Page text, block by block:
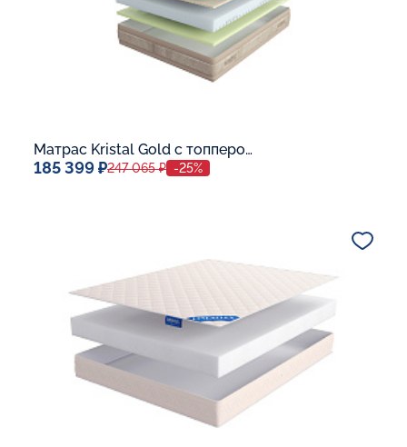
Матрас Kristal Gold с топпером Latex 42
185 399 ₽247 065 ₽ -25%